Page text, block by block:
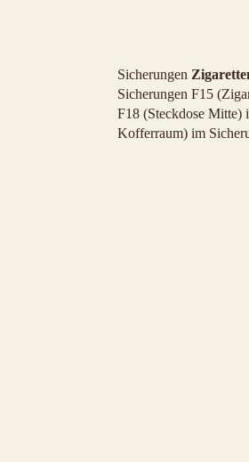
Sicherungen
Sicherungen F15
F18 (Steckdose Mitte)
Kofferraum) im